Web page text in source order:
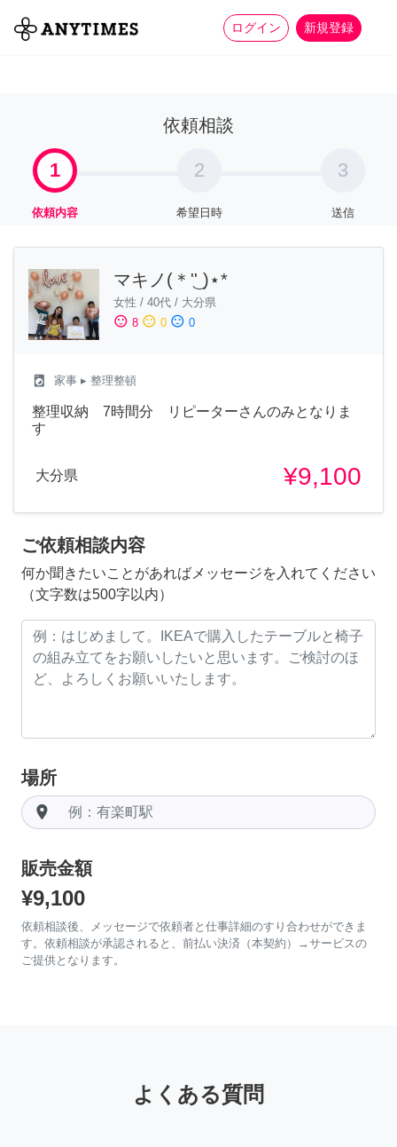
ログイン 新規登録
全て 家事 more_horiz
依頼相談
1
依頼内容
2
希望日時
3
送信
マキノ(＊'͜' )⋆*
女性 / 40代 / 大分県
sentiment_satisfied 8 sentiment_neutral 0 sentiment_dissatisfied 0
local_laundry_service 家事 ▸ 整理整頓
整理収納 7時間分 リピーターさんのみとなりま
す
大分県 ¥9,100
ご依頼相談内容
何か聞きたいことがあればメッセージを入れてください
（文字数は500字以内）
場所
room
販売金額
¥9,100
依頼相談後、メッセージで依頼者と仕事詳細のすり合わせができま
す。依頼相談が承認されると、前払い決済（本契約）→サービスの
ご提供となります。
よくある質問